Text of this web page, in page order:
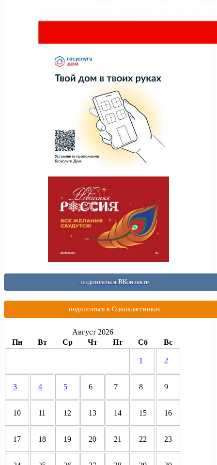
подписаться ВКонтакте
подписаться в Одноклассниках
Август 2026
Пн
Вт Ср Чт Пт Сб Вс
1 2
3 4 5 6 7 8 9
10 11 12 13 14 15 16
17 18 19 20 21 22 23